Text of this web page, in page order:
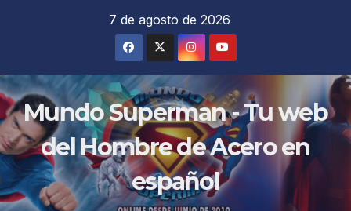
7 de agosto de 2026
Mundo Superman - Tu web
del Hombre de Acero en
español